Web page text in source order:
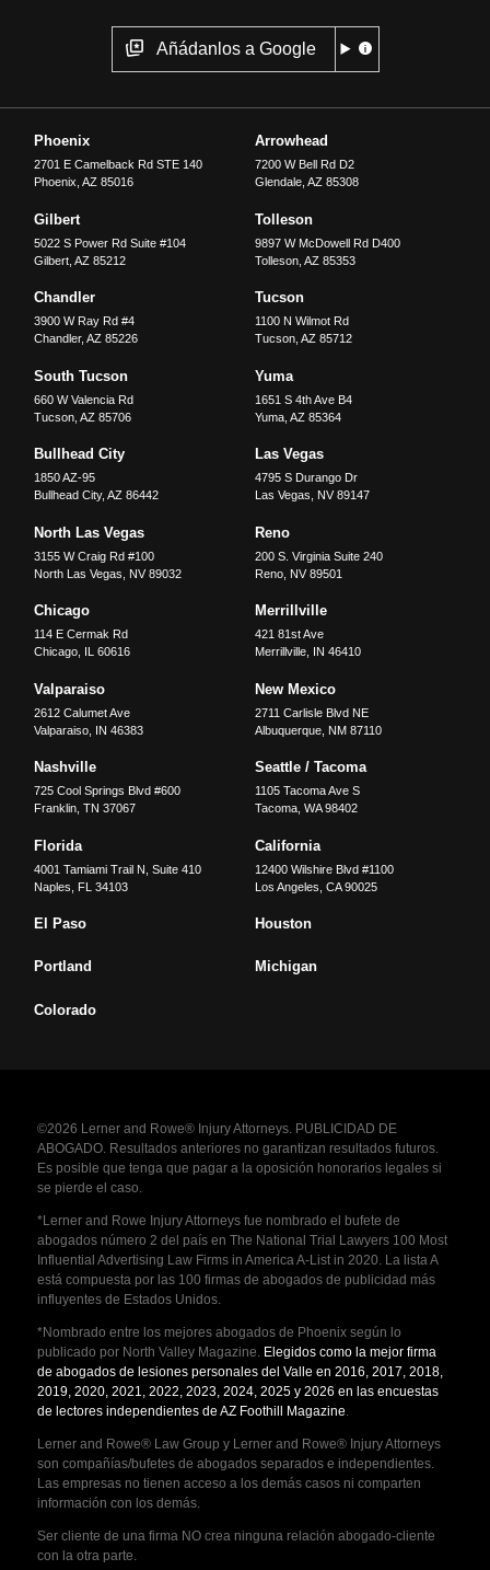
Añádanlos a Google
Phoenix
2701 E Camelback Rd STE 140
Phoenix ,AZ 85016
Arrowhead
7200 W Bell Rd D2
Glendale, AZ 85308
Gilbert
5022 S Power Rd Suite #104
Gilbert ,AZ 85212
Tolleson
9897 W McDowell Rd D400
Tolleson, AZ 85353
Chandler
3900 W Ray Rd #4
Chandler,AZ 85226
Tucson
1100 N Wilmot Rd
Tucson, AZ 85712
South Tucson
660 W Valencia Rd
Tucson ,AZ 85706
Yuma
1651 S 4th Ave B4
Yuma, AZ 85364
Bullhead City
1850 AZ-95
Bullhead City,AZ 86442
Las Vegas
4795 S Durango Dr
Las Vegas
NV 89147
North Las Vegas
3155 W Craig Rd #100
North Las Vegas
NV 89032
Reno
200 S. Virginia Suite 240
Reno, NV 89501
Chicago
114 E Cermak Rd
Chicago IL 60616
Merrillville
421 81st Ave
Merrillville, IN 46410
Valparaiso
2612 Calumet Ave
Valparaiso IN 46383
New Mexico
2711 Carlisle Blvd NE
Albuquerque, NM 87110
Nashville
725 Cool Springs Blvd #600
Franklin ,TN 37067
Seattle / Tacoma
1105 Tacoma Ave S
Tacoma, WA 98402
Florida
4001 Tamiami Trail N, Suite 410
Naples
FL 34103
California
12400 Wilshire Blvd #1100
Los Angeles CA 90025
El Paso Houston
Portland Michigan
Colorado
©2026 Lerner and Rowe® Injury Attorneys. PUBLICIDAD DE
ABOGADO. Resultados anteriores no garantizan resultados futuros.
Es posible que tenga que pagar a la oposición honorarios legales si
se pierde el caso.
*Lerner and Rowe Injury Attorneys fue nombrado el bufete de
abogados número 2 del país en The National Trial Lawyers 100 Most
Influential Advertising Law Firms in America A-List in 2020. La lista A
está compuesta por las 100 firmas de abogados de publicidad más
influyentes de Estados Unidos.
*Nombrado entre los mejores abogados de Phoenix según lo
publicado por North Valley Magazine. Elegidos como la mejor firma
de abogados de lesiones personales del Valle en 2016, 2017, 2018,
2019, 2020, 2021, 2022, 2023, 2024, 2025 y 2026 en las encuestas
de lectores independientes de AZ Foothill Magazine
Lerner and Rowe® Law Group y Lerner and Rowe® Injury Attorneys
son compañías/bufetes de abogados separados e independientes.
Las empresas no tienen acceso a los demás casos ni comparten
información con los demás.
Ser cliente de una firma NO crea ninguna relación abogado-cliente
con la otra parte.